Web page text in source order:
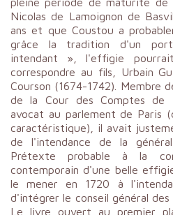
Nicolas de Lamoignon de
ans et que Coustou a
grâce la tradition d'un
intendant », l'effigie
correspondre au fils, Urbain
Courson (1674-1742). Membre
de la Cour des Comptes de
avocat au parlement de Paris
caractéristique), il avait
de l'intendance de la
Prétexte probable à la
contemporain d'une belle
le mener en 1720 à
d'intégrer le conseil général des
Le livre ouvert au premier